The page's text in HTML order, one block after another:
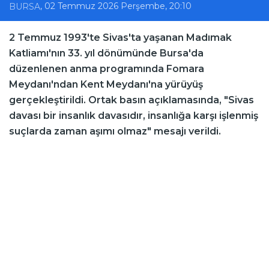
BURSA, 02 Temmuz 2026 Perşembe, 20:10
2 Temmuz 1993'te Sivas'ta yaşanan Madımak
Katliamı'nın 33. yıl dönümünde Bursa'da
düzenlenen anma programında Fomara
Meydanı'ndan Kent Meydanı'na yürüyüş
gerçekleştirildi. Ortak basın açıklamasında, "Sivas
davası bir insanlık davasıdır, insanlığa karşı işlenmiş
suçlarda zaman aşımı olmaz" mesajı verildi.